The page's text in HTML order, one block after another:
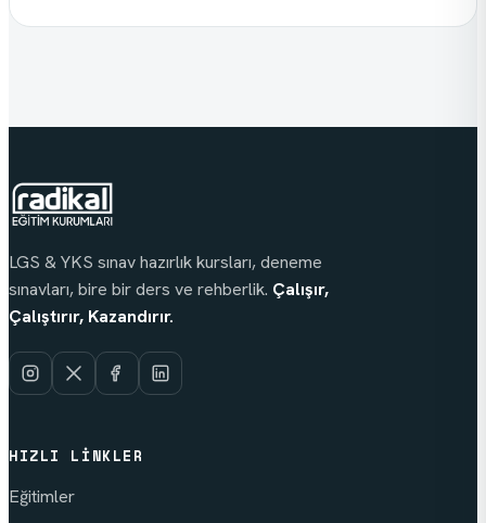
LGS & YKS sınav hazırlık kursları, deneme
sınavları, bire bir ders ve rehberlik. Çalışır,
Çalıştırır, Kazandırır.
HIZLI LINKLER
Eğitimler